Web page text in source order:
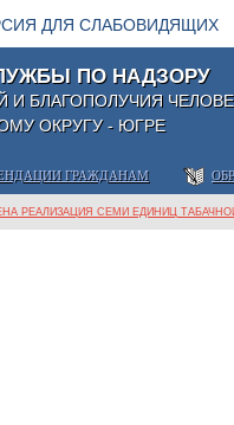
ДЛЯ СЛАБОВИДЯЩИХ
ПО НАДЗОРУ
И БЛАГОПОЛУЧИЯ
ОКРУГУ - ЮГРЕ
ГРАЖДАНАМ
РЕАЛИЗАЦИЯ СЕМИ ЕДИНИЦ